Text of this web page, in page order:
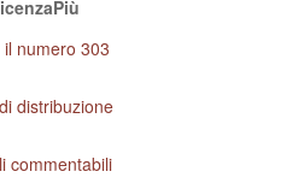
il numero 303
distribuzione
commentabili